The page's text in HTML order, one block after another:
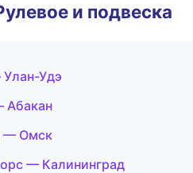
и подвеска
Удэ
Абакан
— Омск
— Калининград